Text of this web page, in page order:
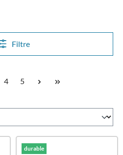
Filtre
Page
4 Page
5
durable